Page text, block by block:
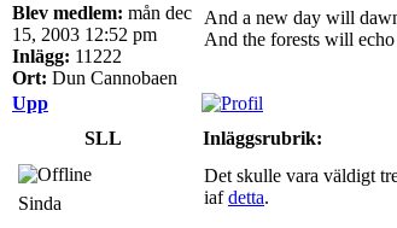
Blev medlem: mån dec
15, 2003 12:52 pm
Inlägg: 11222
Ort: Dun Cannobaen
And a new day will
And the forests will
Upp
SLL
Inläggsrubrik:
Sinda
Det skulle vara väldigt
iafdetta.